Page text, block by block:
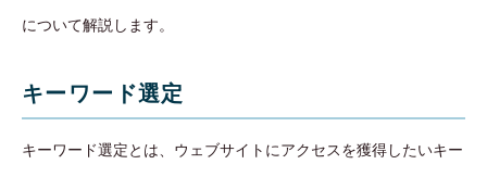
について解説します。
キーワード選定
キーワード選定とは、ウェブサイトにアクセスを獲得したいキー